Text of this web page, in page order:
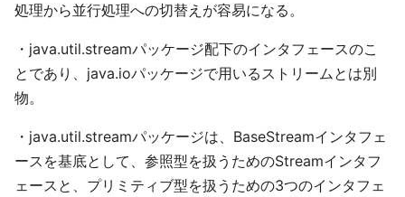
処理から並行処理への切替えが容易になる。
・java.util.streamパッケージ配下のインタフェースのこ
とであり、java.ioパッケージで用いるストリームとは別
物。
・java.util.streamパッケージは、BaseStreamインタフェ
ースを基底として、参照型を扱うためのStreamインタフ
ェースと、プリミティブ型を扱うための3つのインタフェ